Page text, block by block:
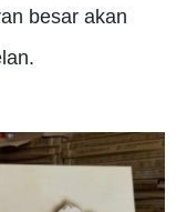
besar akan